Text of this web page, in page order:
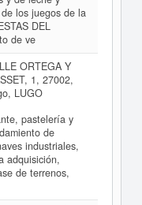
los juegos de la
DEL
de ve
ORTEGA Y
1, 27002,
LUGO
pastelería y
de
industriales,
adquisición,
de terrenos,